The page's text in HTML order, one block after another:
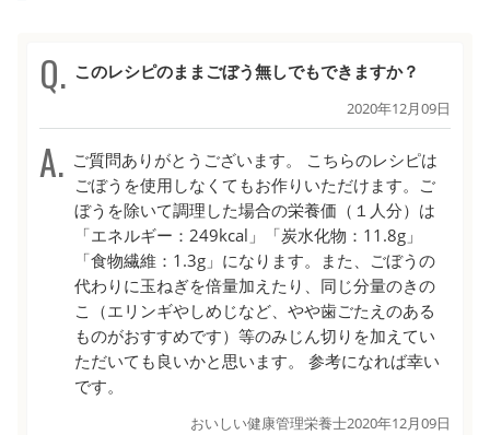
このレシピのままごぼう無しでもできますか？
2020年12月09日
ご質問ありがとうございます。 こちらのレシピは
ごぼうを使用しなくてもお作りいただけます。ご
ぼうを除いて調理した場合の栄養価（１人分）は
「エネルギー：249kcal」「炭水化物：11.8g」
「食物繊維：1.3g」になります。また、ごぼうの
代わりに玉ねぎを倍量加えたり、同じ分量のきの
こ（エリンギやしめじなど、やや歯ごたえのある
ものがおすすめです）等のみじん切りを加えてい
ただいても良いかと思います。 参考になれば幸い
です。
おいしい健康管理栄養士2020年12月09日